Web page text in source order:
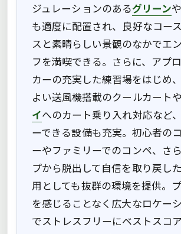
ジュレーションのあるグリーン
も適度に配置され、良好なコー
スと素晴らしい景観のなかでエ
フを満喫できる。さらに、アプ
カーの充実した練習場をはじめ
よい送風機搭載のクールカートや
イへのカート乗り入れ対応など
ーできる設備も充実。初心者の
ーやファミリーでのコンペ、さ
プから脱出して自信を取り戻し
用としても抜群の環境を提供。
を感じることなく広大なロケー
でストレスフリーにベストスコ